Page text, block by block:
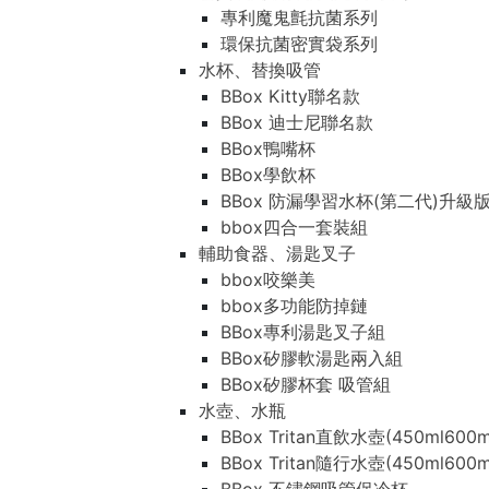
專利魔鬼氈抗菌系列
環保抗菌密實袋系列
水杯、替換吸管
BBox Kitty聯名款
BBox 迪士尼聯名款
BBox鴨嘴杯
BBox學飲杯
BBox 防漏學習水杯(第二代)升級版
bbox四合一套裝組
輔助食器、湯匙叉子
bbox咬樂美
bbox多功能防掉鏈
BBox專利湯匙叉子組
BBox矽膠軟湯匙兩入組
BBox矽膠杯套 吸管組
水壺、水瓶
BBox Tritan直飲水壺
BBox Tritan隨行水壺